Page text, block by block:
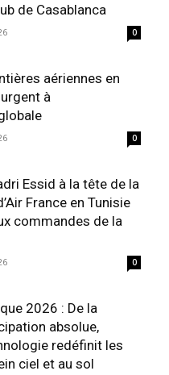
de Casablanca
0
aériennes en
à
0
Essid à la tête de la
France en Tunisie
commandes de la
0
2026 : De la
absolue,
redéfinit les
ciel et au sol